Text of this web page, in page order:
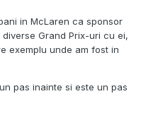
in McLaren ca sponsor
Grand Prix-uri cu ei,
exemplu unde am fost in
pas inainte si este un pas